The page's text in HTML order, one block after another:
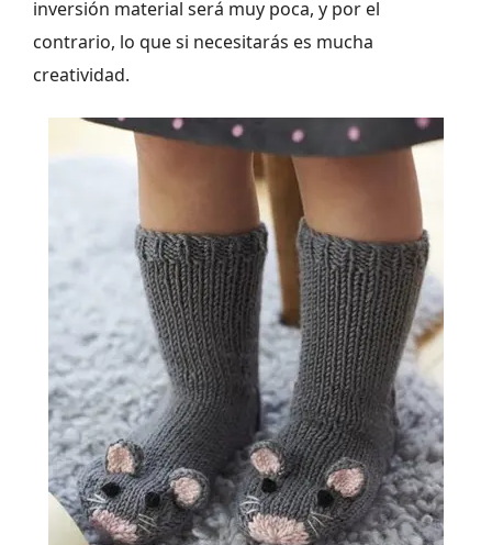
inversión material será muy poca, y por el
contrario, lo que si necesitarás es mucha
creatividad.